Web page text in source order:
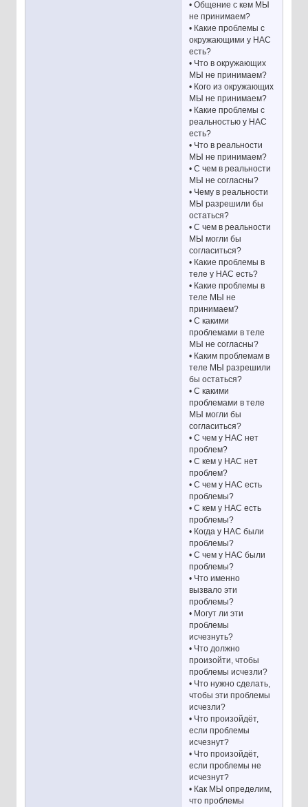
• Общение с кем МЫ
не принимаем?
• Какие проблемы с
окружающими у НАС
есть?
• Что в окружающих
МЫ не принимаем?
• Кого из окружающих
МЫ не принимаем?
• Какие проблемы с
реальностью у НАС
есть?
• Что в реальности
МЫ не принимаем?
• С чем в реальности
МЫ не согласны?
• Чему в реальности
МЫ разрешили бы
остаться?
• С чем в реальности
МЫ могли бы
согласиться?
• Какие проблемы в
теле у НАС есть?
• Какие проблемы в
теле МЫ не
принимаем?
• С какими
проблемами в теле
МЫ не согласны?
• Каким проблемам в
теле МЫ разрешили
бы остаться?
• С какими
проблемами в теле
МЫ могли бы
согласиться?
• С чем у НАС нет
проблем?
• С кем у НАС нет
проблем?
• С чем у НАС есть
проблемы?
• С кем у НАС есть
проблемы?
• Когда у НАС были
проблемы?
• С чем у НАС были
проблемы?
• Что именно
вызвало эти
проблемы?
• Могут ли эти
проблемы
исчезнуть?
• Что должно
произойти, чтобы
проблемы исчезли?
• Что нужно сделать,
чтобы эти проблемы
исчезли?
• Что произойдёт,
если проблемы
исчезнут?
• Что произойдёт,
если проблемы не
исчезнут?
• Как МЫ определим,
что проблемы